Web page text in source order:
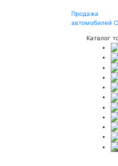
Продажа
автомобилей
Каталог